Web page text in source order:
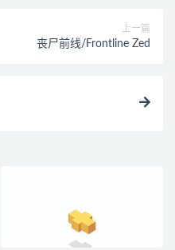
上一篇
丧尸前线/Frontline Zed